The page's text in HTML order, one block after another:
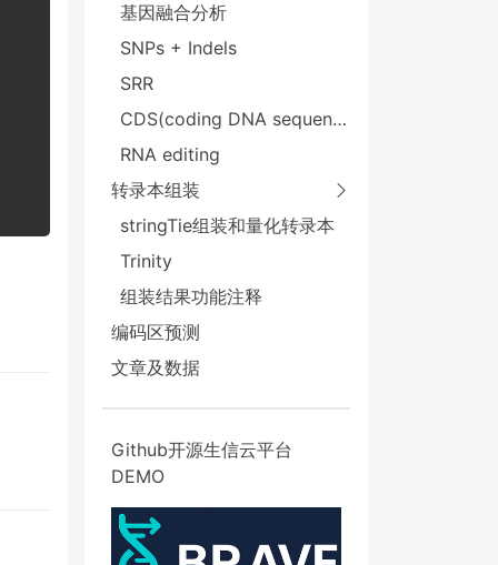
基因融合分析
SNPs + Indels
SRR
CDS(coding DNA sequence )预测
RNA editing
转录本组装
stringTie组装和量化转录本
Trinity
组装结果功能注释
编码区预测
文章及数据
Github开源生信云平台
DEMO